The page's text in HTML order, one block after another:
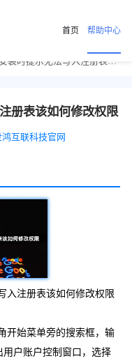
首页 帮助中心
提示无法写入注册表该如何修改权限
册表该如何修改权限
鸿互联科技官网
入注册表该如何修改权限
开始菜单旁的搜索框，输
用户账户控制窗口，选择